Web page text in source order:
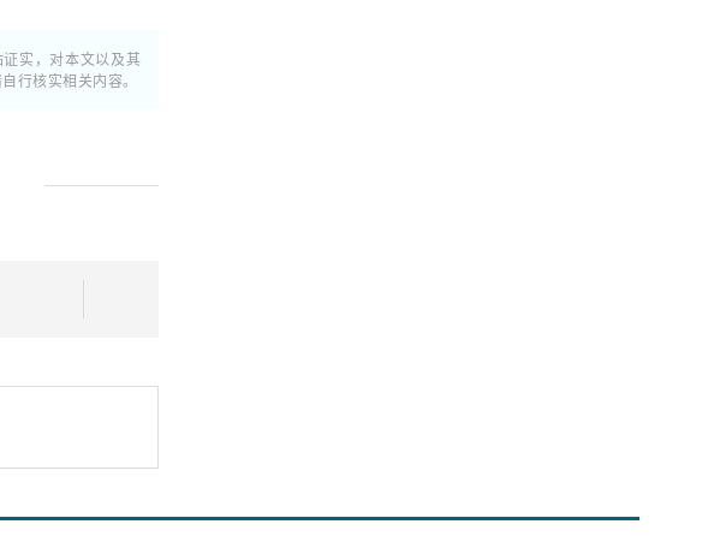
实，对本文以及其
行核实相关内容。